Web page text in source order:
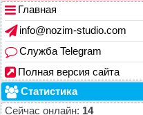
Главная
info@nozim-studio.com
Служба Telegram
Полная версия сайта
Статистика
Сейчас онлайн: 14